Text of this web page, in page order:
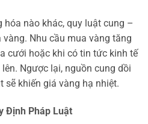
hóa nào khác, quy luật cung –
Nhu cầu mua vàng tăng
cưới hoặc khi có tin tức kinh tế
Ngược lại, nguồn cung dồi
sẽ khiến giá vàng hạ nhiệt.
Định Pháp Luật